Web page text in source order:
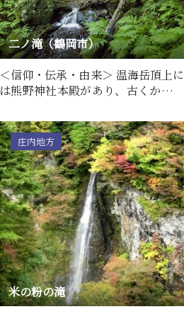
二ノ滝（鶴岡市）
＜信仰・伝承・由来＞ 温海岳頂上に
は熊野神社本殿があり、古くから信
米の粉の滝
庄内地方